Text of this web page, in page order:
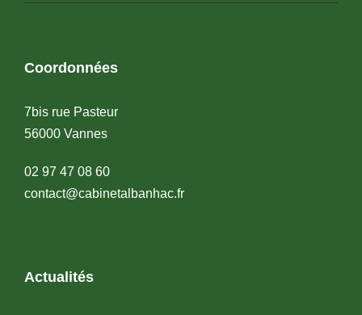
Coordonnées
7bis rue Pasteur
56000 Vannes
02 97 47 08 60
contact@cabinetalbanhac.fr
Actualités